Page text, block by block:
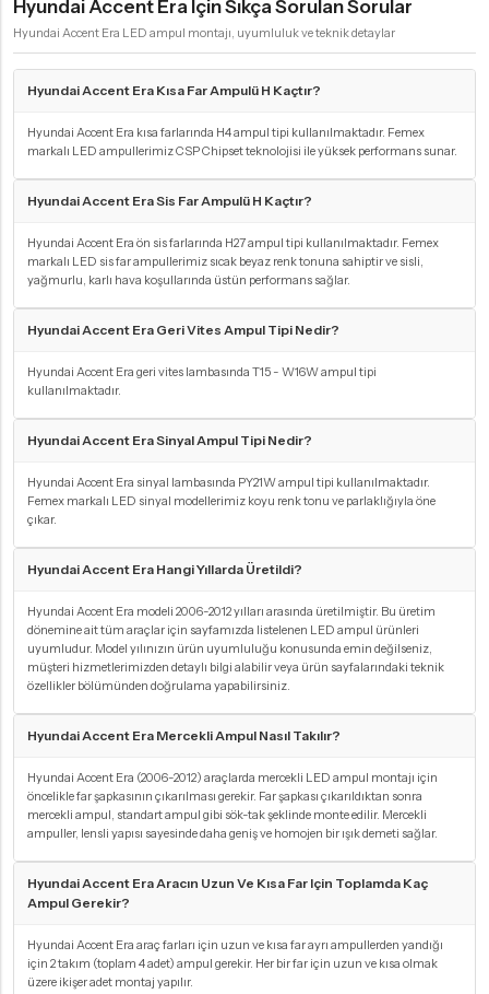
Hyundai Accent Era Için Sıkça Sorulan Sorular
Hyundai Accent Era LED ampul montajı, uyumluluk ve teknik detaylar
Hyundai Accent Era Kısa Far Ampulü H Kaçtır?
Hyundai Accent Era kısa farlarında H4 ampul tipi kullanılmaktadır. Femex
markalı LED ampullerimiz CSP Chipset teknolojisi ile yüksek performans sunar.
Hyundai Accent Era Sis Far Ampulü H Kaçtır?
Hyundai Accent Era ön sis farlarında H27 ampul tipi kullanılmaktadır. Femex
markalı LED sis far ampullerimiz sıcak beyaz renk tonuna sahiptir ve sisli,
yağmurlu, karlı hava koşullarında üstün performans sağlar.
Hyundai Accent Era Geri Vites Ampul Tipi Nedir?
Hyundai Accent Era geri vites lambasında T15 - W16W ampul tipi
kullanılmaktadır.
Hyundai Accent Era Sinyal Ampul Tipi Nedir?
Hyundai Accent Era sinyal lambasında PY21W ampul tipi kullanılmaktadır.
Femex markalı LED sinyal modellerimiz koyu renk tonu ve parlaklığıyla öne
çıkar.
Hyundai Accent Era Hangi Yıllarda Üretildi?
Hyundai Accent Era modeli 2006-2012 yılları arasında üretilmiştir. Bu üretim
dönemine ait tüm araçlar için sayfamızda listelenen LED ampul ürünleri
uyumludur. Model yılınızın ürün uyumluluğu konusunda emin değilseniz,
müşteri hizmetlerimizden detaylı bilgi alabilir veya ürün sayfalarındaki teknik
özellikler bölümünden doğrulama yapabilirsiniz.
Hyundai Accent Era Mercekli Ampul Nasıl Takılır?
Hyundai Accent Era (2006-2012) araçlarda mercekli LED ampul montajı için
öncelikle far şapkasının çıkarılması gerekir. Far şapkası çıkarıldıktan sonra
mercekli ampul, standart ampul gibi sök-tak şeklinde monte edilir. Mercekli
ampuller, lensli yapısı sayesinde daha geniş ve homojen bir ışık demeti sağlar.
Hyundai Accent Era Aracın Uzun Ve Kısa Far Için Toplamda Kaç
Ampul Gerekir?
Hyundai Accent Era araç farları için uzun ve kısa far ayrı ampullerden yandığı
için 2 takım (toplam 4 adet) ampul gerekir. Her bir far için uzun ve kısa olmak
üzere ikişer adet montaj yapılır.